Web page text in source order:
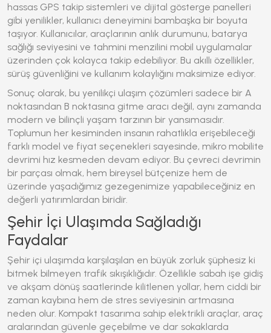
hassas GPS takip sistemleri ve dijital gösterge panelleri
gibi yenilikler, kullanıcı deneyimini bambaşka bir boyuta
taşıyor. Kullanıcılar, araçlarının anlık durumunu, batarya
sağlığı seviyesini ve tahmini menzilini mobil uygulamalar
üzerinden çok kolayca takip edebiliyor. Bu akıllı özellikler,
sürüş güvenliğini ve kullanım kolaylığını maksimize ediyor.
Sonuç olarak, bu yenilikçi ulaşım çözümleri sadece bir A
noktasından B noktasına gitme aracı değil, aynı zamanda
modern ve bilinçli yaşam tarzının bir yansımasıdır.
Toplumun her kesiminden insanın rahatlıkla erişebileceği
farklı model ve fiyat seçenekleri sayesinde, mikro mobilite
devrimi hız kesmeden devam ediyor. Bu çevreci devrimin
bir parçası olmak, hem bireysel bütçenize hem de
üzerinde yaşadığımız gezegenimize yapabileceğiniz en
değerli yatırımlardan biridir.
Şehir İçi Ulaşımda Sağladığı
Faydalar
Şehir içi ulaşımda karşılaşılan en büyük zorluk şüphesiz ki
bitmek bilmeyen trafik sıkışıklığıdır. Özellikle sabah işe gidiş
ve akşam dönüş saatlerinde kilitlenen yollar, hem ciddi bir
zaman kaybına hem de stres seviyesinin artmasına
neden olur. Kompakt tasarıma sahip elektrikli araçlar, araç
aralarından güvenle geçebilme ve dar sokaklarda